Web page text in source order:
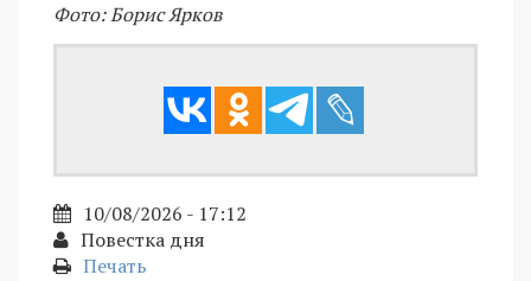
Фото: Борис Ярков
10/08/2026 - 17:12
Повестка дня
Печать